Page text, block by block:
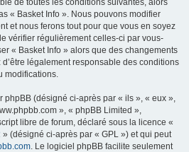
de toutes les conditions suivantes, alors
« Basket Info ». Nous pouvons modifier
et nous ferons tout pour que vous en soyez
vérifier régulièrement celles-ci par vous-
« Basket Info » alors que des changements
légalement responsable des conditions
modifications.
phpBB (désigné ci-après par « ils », « eux »,
», « phpBB Limited »,
libre de forum, déclaré sous la licence «
» (désigné ci-après par « GPL ») et qui peut
. Le logiciel phpBB facilite seulement